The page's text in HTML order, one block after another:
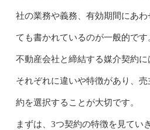
社の業務や義務、有効期間にあ
ても書かれているのが一般的です
不動産会社と締結する媒介契約に
それぞれに違いや特徴があり、
約を選択することが大切です。
まずは、3つ契約の特徴を見てい